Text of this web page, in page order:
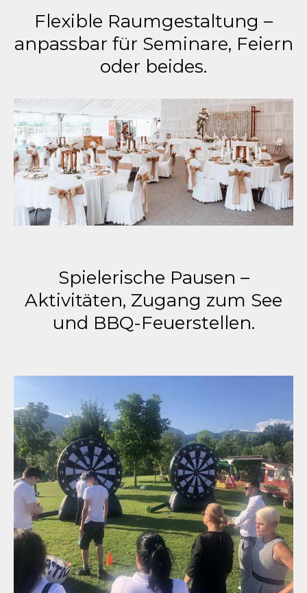
Flexible Raumgestaltung –
anpassbar für Seminare, Feiern
oder beides.
Spielerische Pausen –
Aktivitäten, Zugang zum See
und BBQ-Feuerstellen.